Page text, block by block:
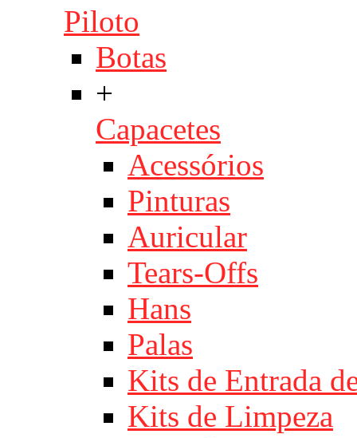
Piloto
Botas
+
Capacetes
Acessórios
Pinturas
Auricular
Tears-Offs
Hans
Palas
Kits de Entrada
Kits de Limpeza